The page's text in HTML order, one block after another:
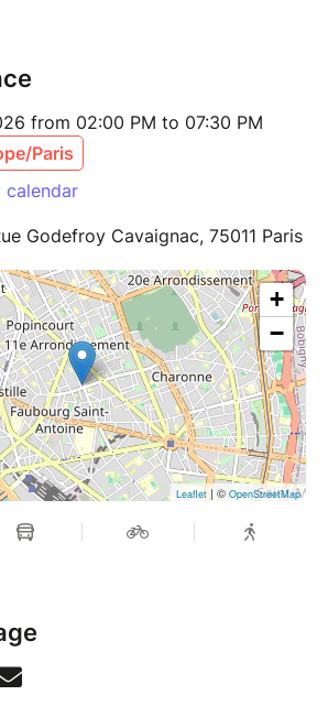
from 02:00 PM to 07:30 PM
Paris
calendar
Godefroy Cavaignac, 75011 Paris
+
−
Leaflet | ©OpenStreetMap